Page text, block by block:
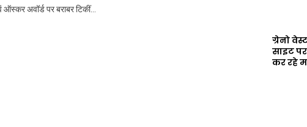
अवॉर्ड पर बराबर टिकीं…
ग्रेनो
साइट
कर रहे